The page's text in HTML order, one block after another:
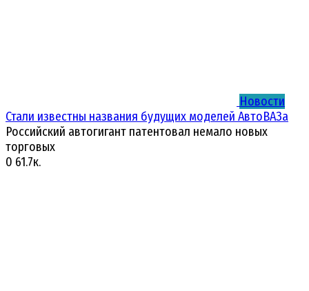
Новости
Стали известны названия будущих моделей АвтоВАЗа
Российский автогигант патентовал немало новых
торговых
0 61.7к.